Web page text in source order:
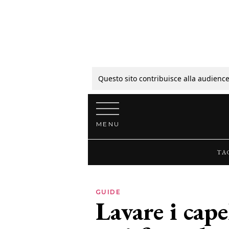
Questo sito contribuisce alla
Vai al contenuto
MENU
GUIDE
Lavare i